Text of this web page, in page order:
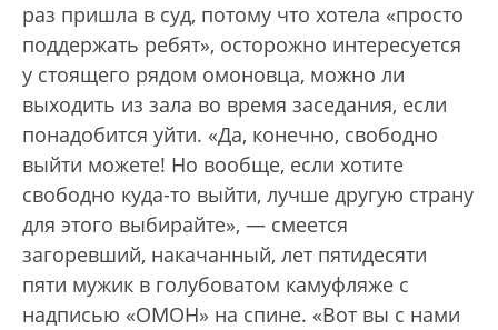
раз пришла в суд, потому что хотела «просто
поддержать ребят», осторожно интересуется
у стоящего рядом омоновца, можно ли
выходить из зала во время заседания, если
понадобится уйти. «Да, конечно, свободно
выйти можете! Но вообще, если хотите
свободно куда-то выйти, лучше другую страну
для этого выбирайте», — смеется
загоревший, накачанный, лет пятидесяти
пяти мужик в голубоватом камуфляже с
надписью «ОМОН» на спине. «Вот вы с нами